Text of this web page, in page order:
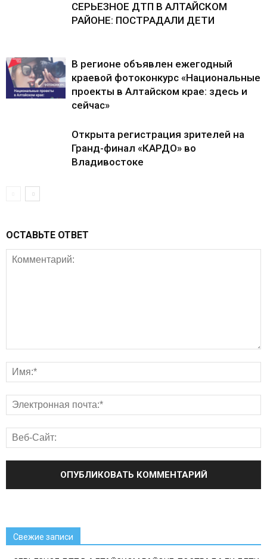
СЕРЬЕЗНОЕ ДТП В АЛТАЙСКОМ
РАЙОНЕ: ПОСТРАДАЛИ ДЕТИ
В регионе объявлен ежегодный
краевой фотоконкурс «Национальные
проекты в Алтайском крае: здесь и
сейчас»
Открыта регистрация зрителей на
Гранд-финал «КАРДО» во
Владивостоке
ОСТАВЬТЕ ОТВЕТ
Свежие записи